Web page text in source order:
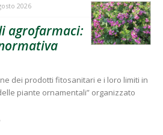
2026
agrofarmaci:
dei prodotti fitosanitari e i loro limiti in
piante ornamentali” organizzato